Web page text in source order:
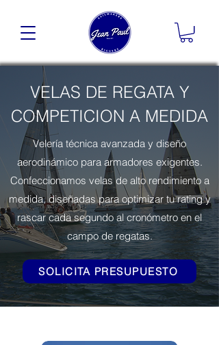
VELAS DE REGATA Y
COMPETICION A MEDIDA
Velería técnica avanzada y diseño
aerodinámico para armadores exigentes.
Confeccionamos velas de alto rendimiento a
medida, diseñadas para optimizar tu rating y
rascar cada segundo al cronómetro en el
campo de regatas.
SOLICITA PRESUPUESTO